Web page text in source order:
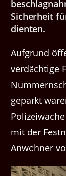
Sicherheit
dienten.
Aufgrund
verdächtige
geparkt
mit der
Anwohner